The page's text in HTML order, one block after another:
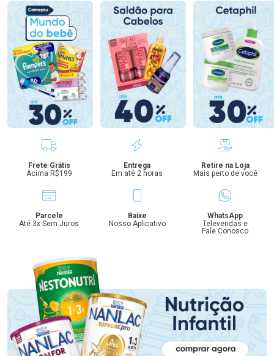
Benefícios
Frete Grátis
Acima R$199
Entrega
Em até 2 horas
Retire na Loja
Mais perto de você
Parcele
Até 3x Sem Juros
Baixe
Nosso Aplicativo
WhatsApp
Televendas e
Fale Conosco